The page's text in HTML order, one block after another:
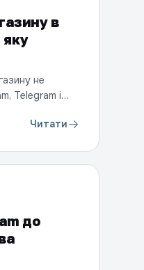
в
яку
не
Telegram і
та чомуЧитати
до